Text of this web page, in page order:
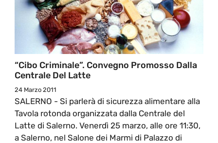
“Cibo Criminale”. Convegno Promosso Dalla
Centrale Del Latte
24 Marzo 2011
SALERNO - Si parlerà di sicurezza alimentare alla
Tavola rotonda organizzata dalla Centrale del
Latte di Salerno. Venerdì 25 marzo, alle ore 11:30,
a Salerno, nel Salone dei Marmi di Palazzo di